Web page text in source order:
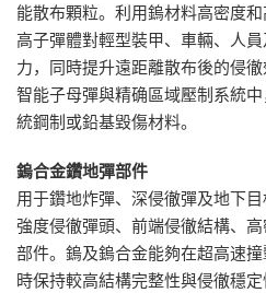
能散布顆粒。利用鎢材料高密度
高子彈體對輕型裝甲、車輛、人
力，同時提升遠距離散布後的侵
智能子母彈與精确區域壓制系統
統鋼制或鉛基毀傷材料。
鎢合金鑽地彈部件
用于鑽地炸彈、深侵徹彈及地下
強度侵徹彈頭、前端侵徹結構、
部件。鎢及鎢合金能夠在超高速
時保持較高結構完整性與侵徹穩